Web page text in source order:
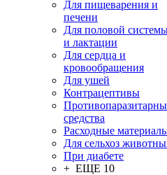
Для пищеварения и
печени
Для половой
и лактации
Для сердца и
кровообращения
Для ушей
Контрацептивы
средства
Расходные
Для сельхоз
При диабете
+ ЕЩЕ 10